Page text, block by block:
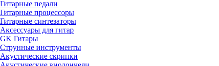
Гитарные педали
Гитарные процессоры
Гитарные синтезаторы
Аксессуары для гитар
GK Гитары
Струнные инструменты
Акустические скрипки